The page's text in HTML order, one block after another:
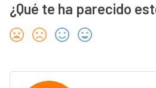
¿Qué te ha parecido